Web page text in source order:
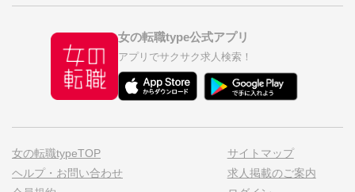
女の転職type公式アプリ
アプリでサクサク求人検索！
女の転職typeTOP
ヘルプ・お問い合わせ
サイトマップ
求人掲載のご案内